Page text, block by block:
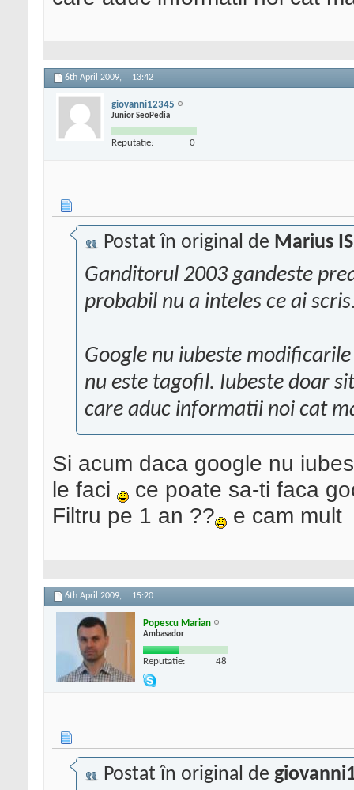
6th April 2009, 13:42
giovanni12345
Junior SeoPedia
Reputatie: 0
Postat în original de Marius
Ganditorul 2003 gandeste
probabil nu a inteles ce ai
Google nu iubeste
nu este tagofil. Iubeste doar
care aduc informatii noi cat
Si acum daca google nu
le faci
ce poate sa-ti faca
Filtru pe 1 an ??
e cam mult
6th April 2009, 15:20
Popescu Marian
Ambasador
Reputatie: 48
Postat în original de